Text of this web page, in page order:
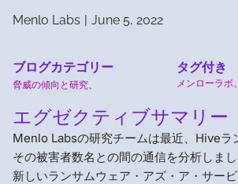
Menlo Labs | June 5, 2022
ブログカテゴリー
脅威の傾向と研究
タグ付き
メンローラボ
エグゼクティブサマリー
Menlo Labsの研究チームは最近、Hiveラ
その被害者数名との間の通信を分析しま
新しいランサムウェア・アズ・ア・サー